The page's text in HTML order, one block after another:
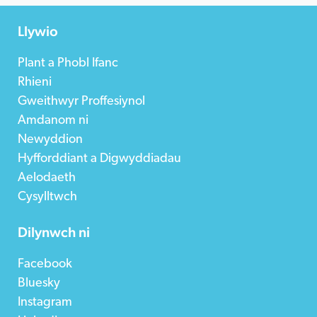
Llywio
Plant a Phobl Ifanc
Rhieni
Gweithwyr Proffesiynol
Amdanom ni
Newyddion
Hyfforddiant a Digwyddiadau
Aelodaeth
Cysylltwch
Dilynwch ni
Facebook
Bluesky
Instagram